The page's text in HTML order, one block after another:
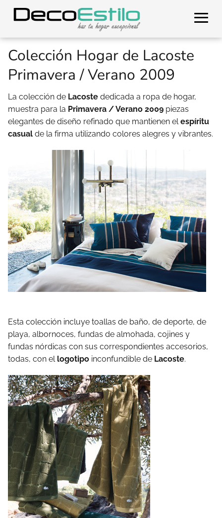
Colección Hogar de Lacoste
Primavera / Verano 2009
La colección de Lacoste dedicada a ropa de hogar,
muestra para la Primavera / Verano 2009 piezas
elegantes de diseño refinado que mantienen elespíritu
casual de la firma utilizando colores alegres y vibrantes.
Esta colección incluye toallas de baño, de deporte, de
playa, albornoces, fundas de almohada, cojines y
fundas nórdicas con sus correspondientes accesorios,
todas, con el logotipo inconfundible de Lacoste.